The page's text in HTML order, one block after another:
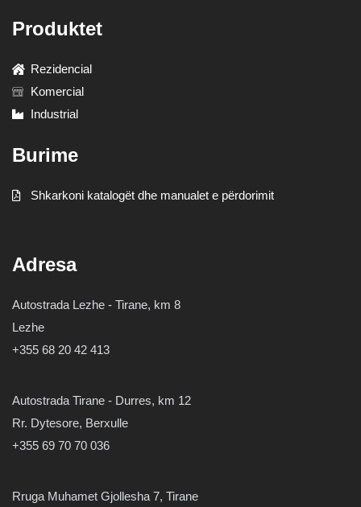
Produktet
Rezidencial
Komercial
Industrial
Burime
Shkarkoni katalogët dhe manualet e përdorimit
Adresa
Autostrada Lezhe - Tirane, km 8
Lezhe
+355 68 20 42 413
Autostrada Tirane - Durres, km 12
Rr. Dytesore, Berxulle
+355 69 70 70 036
Rruga Muhamet Gjollesha 7, Tirane